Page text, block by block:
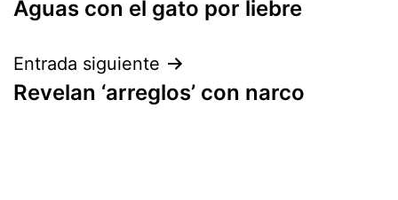
de
entradas
Aguas con el gato por liebre
Entrada siguiente
Revelan ‘arreglos’ con narco